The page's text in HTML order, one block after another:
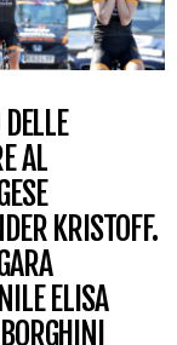
DELLE
AL
KRISTOFF.
ELISA